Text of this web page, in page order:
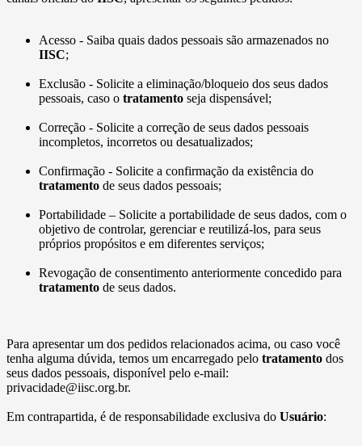
Acesso - Saiba quais dados pessoais são armazenados no
IISC;
Exclusão - Solicite a eliminação/bloqueio dos seus dados
pessoais, caso o tratamento seja dispensável;
Correção - Solicite a correção de seus dados pessoais
incompletos, incorretos ou desatualizados;
Confirmação - Solicite a confirmação da existência do
tratamento de seus dados pessoais;
Portabilidade – Solicite a portabilidade de seus dados, com o
objetivo de controlar, gerenciar e reutilizá-los, para seus
próprios propósitos e em diferentes serviços;
Revogação de consentimento anteriormente concedido para
tratamento de seus dados.
Para apresentar um dos pedidos relacionados acima, ou caso você
tenha alguma dúvida, temos um encarregado pelo tratamento dos
seus dados pessoais, disponível pelo e-mail:
privacidade@iisc.org.br.
Em contrapartida, é de responsabilidade exclusiva do Usuário: